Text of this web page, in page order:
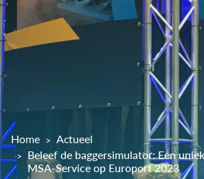
Home
Actueel
Beleef de baggersimulator: Een
MSA-Service op Europort 2023